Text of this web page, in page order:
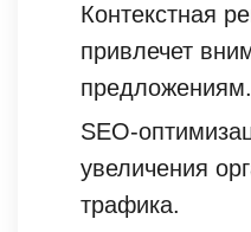
Контекстная
привлечет
предложениям.
SEO-
увеличения
трафика.